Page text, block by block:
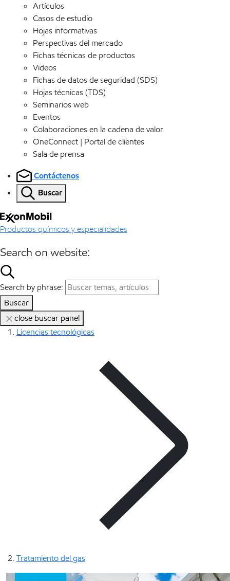
Artículos
Casos de estudio
Hojas informativas
Perspectivas del mercado
Fichas técnicas de productos
Videos
Fichas de datos de seguridad (SDS)
Hojas técnicas (TDS)
Seminarios web
Eventos
Colaboraciones en la cadena de valor
OneConnect | Portal de clientes
Sala de prensa
Contáctenos
Buscar
Productos químicos y especialidades
Search on website:
Search by phrase:
Buscar
close buscar panel
Licencias tecnológicas
Tratamiento del gas